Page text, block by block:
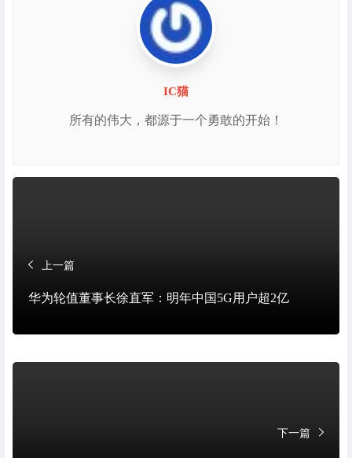
IC猫
所有的伟大，都源于一个勇敢的开始！
上一篇
华为轮值董事长徐直军：明年中国5G用户超2亿
下一篇